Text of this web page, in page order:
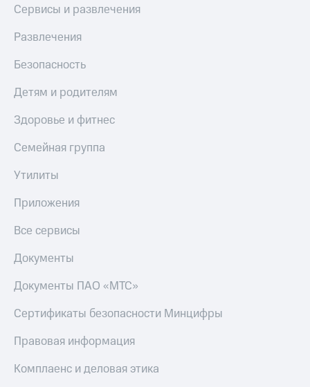
Сервисы и развлечения
Развлечения
Безопасность
Детям и родителям
Здоровье и фитнес
Семейная группа
Утилиты
Приложения
Все сервисы
Документы
Документы ПАО «МТС»
Сертификаты безопасности Минцифры
Правовая информация
Комплаенс и деловая этика